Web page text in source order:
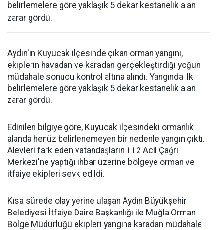
belirlemelere göre yaklaşık 5 dekar kestanelik alan
zarar gördü.
Aydın'ın Kuyucak ilçesinde çıkan orman yangını,
ekiplerin havadan ve karadan gerçekleştirdiği yoğun
müdahale sonucu kontrol altına alındı. Yangında ilk
belirlemelere göre yaklaşık 5 dekar kestanelik alan
zarar gördü.
Edinilen bilgiye göre, Kuyucak ilçesindeki ormanlık
alanda henüz belirlenemeyen bir nedenle yangın çıktı.
Alevleri fark eden vatandaşların 112 Acil Çağrı
Merkezi'ne yaptığı ihbar üzerine bölgeye orman ve
itfaiye ekipleri sevk edildi.
Kısa sürede olay yerine ulaşan Aydın Büyükşehir
Belediyesi İtfaiye Daire Başkanlığı ile Muğla Orman
Bölge Müdürlüğü ekipleri yangına karadan müdahale